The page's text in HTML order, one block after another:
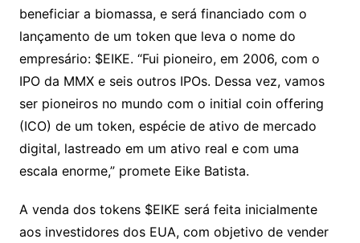
beneficiar a biomassa, e será financiado com o
lançamento de um token que leva o nome do
empresário: $EIKE. “Fui pioneiro, em 2006, com o
IPO da MMX e seis outros IPOs. Dessa vez, vamos
ser pioneiros no mundo com o initial coin offering
(ICO) de um token, espécie de ativo de mercado
digital, lastreado em um ativo real e com uma
escala enorme,” promete Eike Batista.
A venda dos tokens $EIKE será feita inicialmente
aos investidores dos EUA, com objetivo de vender